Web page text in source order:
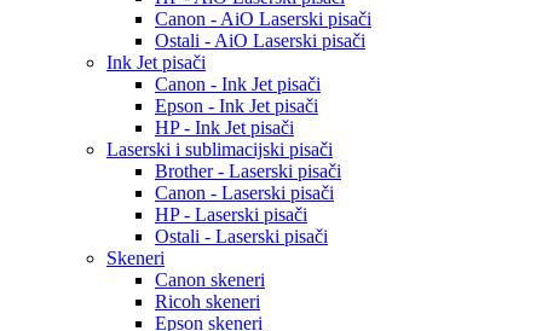
Canon - AiO Laserski pisači
Ostali - AiO Laserski pisači
Ink Jet pisači
Canon - Ink Jet pisači
Epson - Ink Jet pisači
HP - Ink Jet pisači
Laserski i sublimacijski pisači
Brother - Laserski pisači
Canon - Laserski pisači
HP - Laserski pisači
Ostali - Laserski pisači
Skeneri
Canon skeneri
Ricoh skeneri
Epson skeneri